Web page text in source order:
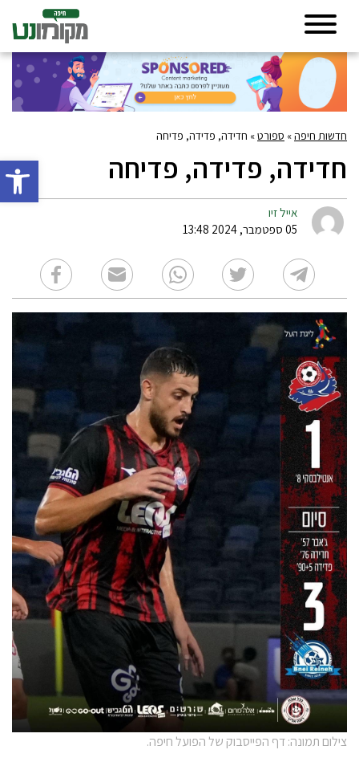
פתח
חדשות חיפה» ספורט» חדידה, פדידה, פדיחה
חדידה, פדידה, פדיחה
אייל זיו
05 ספטמבר, 2024 13:48
צילום תמונה: דף הפייסבוק של הפועל חיפה.